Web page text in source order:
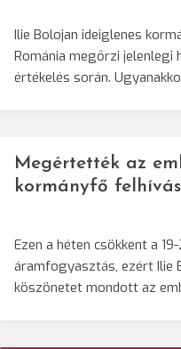
Ilie Bolojan ideiglenes
Románia megőrzi
értékelés során.
Megértették az
kormányfő
Ezen a héten csökkent a
áramfogyasztás, ezért Ilie
köszönetet mondott az